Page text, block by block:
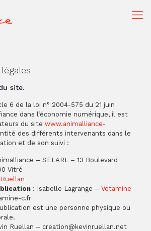
site.
6 de la loi n° 2004-575 du 21 juin
dans l’économie numérique, il est
du site www.animalliance-
des différents intervenants dans le
et de son suivi :
– SELARL – 13 Boulevard
Vitré
: Isabelle Lagrange – Vetamine
c.fr
est une personne physique ou
Ruellan – creation@kevinruellan.net